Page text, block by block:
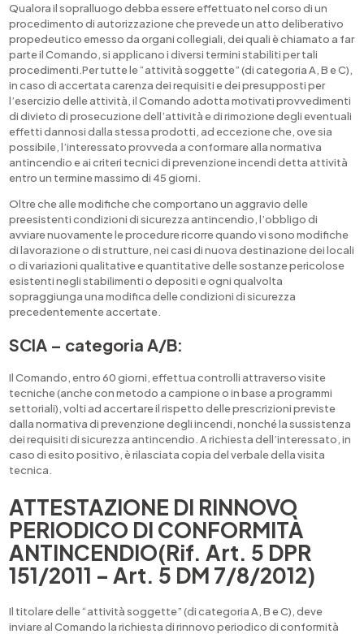
Qualora il sopralluogo debba essere effettuato nel corso di un
procedimento di autorizzazione che prevede un atto deliberativo
propedeutico emesso da organi collegiali, dei quali è chiamato a far
parte il Comando, si applicano i diversi termini stabiliti per tali
procedimenti.Per tutte le “attività soggette” (di categoria A, B e C),
in caso di accertata carenza dei requisiti e dei presupposti per
l’esercizio delle attività, il Comando adotta motivati provvedimenti
di divieto di prosecuzione dell’attività e di rimozione degli eventuali
effetti dannosi dalla stessa prodotti, ad eccezione che, ove sia
possibile, l’interessato provveda a conformare alla normativa
antincendio e ai criteri tecnici di prevenzione incendi detta attività
entro un termine massimo di 45 giorni.
Oltre che alle modifiche che comportano un aggravio delle
preesistenti condizioni di sicurezza antincendio, l’obbligo di
avviare nuovamente le procedure ricorre quando vi sono modifiche
di lavorazione o di strutture, nei casi di nuova destinazione dei locali
o di variazioni qualitative e quantitative delle sostanze pericolose
esistenti negli stabilimenti o depositi e ogni qualvolta
sopraggiunga una modifica delle condizioni di sicurezza
precedentemente accertate.
SCIA – categoria A/B:
Il Comando, entro 60 giorni, effettua controlli attraverso visite
tecniche (anche con metodo a campione o in base a programmi
settoriali), volti ad accertare il rispetto delle prescrizioni previste
dalla normativa di prevenzione degli incendi, nonché la sussistenza
dei requisiti di sicurezza antincendio. A richiesta dell’interessato, in
caso di esito positivo, è rilasciata copia del verbale della visita
tecnica.
ATTESTAZIONE DI RINNOVO
PERIODICO DI CONFORMITÀ
ANTINCENDIO(Rif. Art. 5 DPR
151/2011 – Art. 5 DM 7/8/2012)
Il titolare delle “attività soggette” (di categoria A, B e C), deve
inviare al Comando la richiesta di rinnovo periodico di conformità